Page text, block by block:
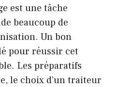
est une tâche
beaucoup de
Un bon
pour réussir cet
Les préparatifs
le choix d’un traiteur